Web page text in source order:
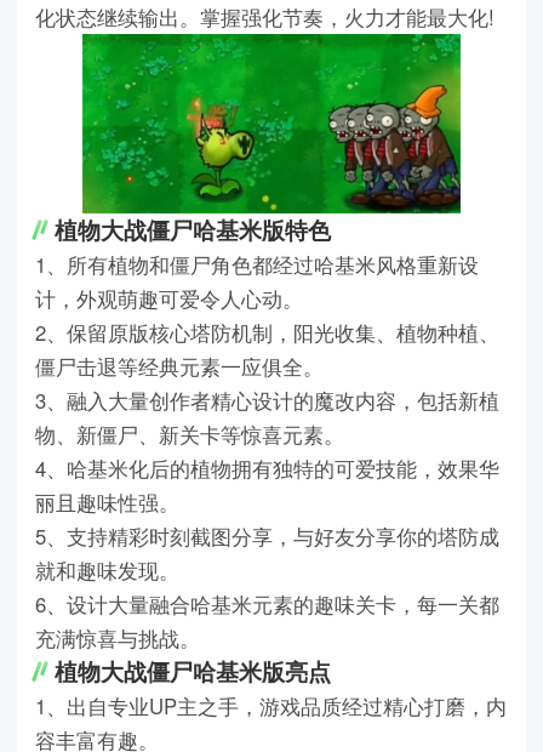
化状态继续输出。掌握强化节奏，火力才能最大化!
植物大战僵尸哈基米版特色
1、所有植物和僵尸角色都经过哈基米风格重新设
计，外观萌趣可爱令人心动。
2、保留原版核心塔防机制，阳光收集、植物种植、
僵尸击退等经典元素一应俱全。
3、融入大量创作者精心设计的魔改内容，包括新植
物、新僵尸、新关卡等惊喜元素。
4、哈基米化后的植物拥有独特的可爱技能，效果华
丽且趣味性强。
5、支持精彩时刻截图分享，与好友分享你的塔防成
就和趣味发现。
6、设计大量融合哈基米元素的趣味关卡，每一关都
充满惊喜与挑战。
植物大战僵尸哈基米版亮点
1、出自专业UP主之手，游戏品质经过精心打磨，内
容丰富有趣。